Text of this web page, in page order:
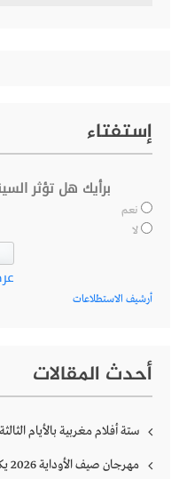
إستفتاء
برأيك هل تؤثر
نعم
لا
أرشيف الاستطلاعات
أحدث المقالات
ستة أفلام مغربية بالأيام